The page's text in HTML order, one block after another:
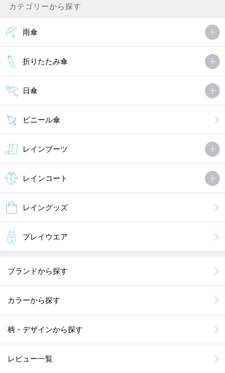
カテゴリーから探す
雨傘
折りたたみ傘
日傘
ビニール傘
レインブーツ
レインコート
レイングッズ
プレイウエア
ブランドから探す
カラーから探す
柄・デザインから探す
レビュー一覧